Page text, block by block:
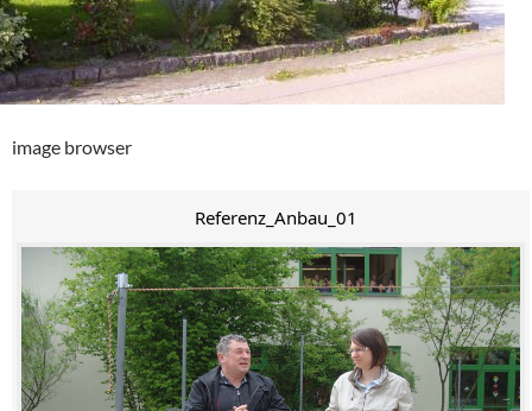
image browser
Referenz_Anbau_01